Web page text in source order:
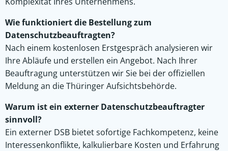
Wie funktioniert die Bestellung zum
Datenschutzbeauftragten?
Nach einem kostenlosen Erstgespräch analysieren wir
Ihre Abläufe und erstellen ein Angebot. Nach Ihrer
Beauftragung unterstützen wir Sie bei der offiziellen
Meldung an die Thüringer Aufsichtsbehörde.
Warum ist ein externer Datenschutzbeauftragter
sinnvoll?
Ein externer DSB bietet sofortige Fachkompetenz, keine
Interessenkonflikte, kalkulierbare Kosten und Erfahrung